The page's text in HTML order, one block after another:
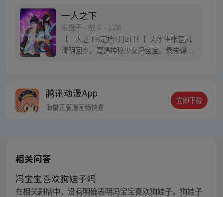
一人之下
米橙子 · 战斗 · 搞笑
【一人之下6定档1月2日！】大学生张楚岚
清明回乡，遭遇神秘少女冯宝宝。素未谋面
密，张楚岚的生活被彻底颠覆，与冯宝宝一
同踏上“异人”之旅。
腾讯动漫App
海量正版漫画畅快看
立即下载
相关问答
冯宝宝喜欢狗娃子吗
在相关剧情中，没有明确表明冯宝宝喜欢狗娃子。狗娃子